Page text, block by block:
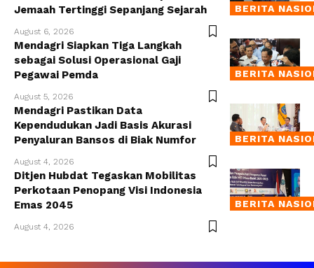
BERITA
Jemaah Tertinggi Sepanjang Sejarah
August 6, 2026
BERITA
Mendagri Siapkan Tiga Langkah
sebagai Solusi Operasional Gaji
Pegawai Pemda
August 5, 2026
BERITA
Mendagri Pastikan Data
Kependudukan Jadi Basis Akurasi
Penyaluran Bansos di Biak Numfor
August 4, 2026
BERITA
Ditjen Hubdat Tegaskan Mobilitas
Perkotaan Penopang Visi Indonesia
Emas 2045
August 4, 2026